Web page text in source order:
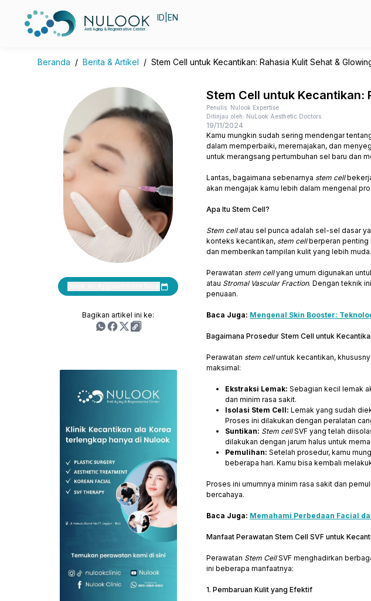
Anti Aging & Regenerative Center
ID EN
Beranda / Berita & Artikel / Stem Cell untuk Kecantikan: Rahasia Kulit Sehat &
Bagikan artikel ini ke:
Stem Cell untuk Kecantikan:
Penulis: Nulook Expertise
Ditinjau oleh: NuLook Aesthetic Doctors
19/11/2024
Kamu mungkin sudah sering mendengar
dalam memperbaiki, meremajakan, dan
untuk merangsang pertumbuhan sel baru dan
Lantas, bagaimana sebenarnya stem cell
akan mengajak kamu lebih dalam mengenal
Apa Itu Stem Cell?
Stem cell atau sel punca adalah sel-sel dasar
konteks kecantikan, stem cellberperan penting
dan memberikan tampilan kulit yang lebih muda.
Perawatan stem cellyang umum digunakan
atau Stromal Vascular Fraction. Dengan teknik
penuaan.
Baca Juga: Mengenal Skin Booster:
Bagaimana Prosedur Stem Cell untuk
Perawatan stem celluntuk kecantikan,
maksimal:
Ekstraksi Lemak: Sebagian kecil lemak
dan minim rasa sakit.
Isolasi Stem Cell: Lemak yang sudah
Proses ini dilakukan dengan peralatan
Suntikan: Stem cellSVF yang telah
dilakukan dengan jarum halus untuk
Pemulihan: Setelah prosedur, kamu
beberapa hari. Kamu bisa kembali
Proses ini umumnya minim rasa sakit dan
bercahaya.
Baca Juga: Memahami Perbedaan Facial
Manfaat Perawatan Stem Cell SVF untuk
Perawatan Stem CellSVF menghadirkan
ini beberapa manfaatnya:
1. Pembaruan Kulit yang Efektif